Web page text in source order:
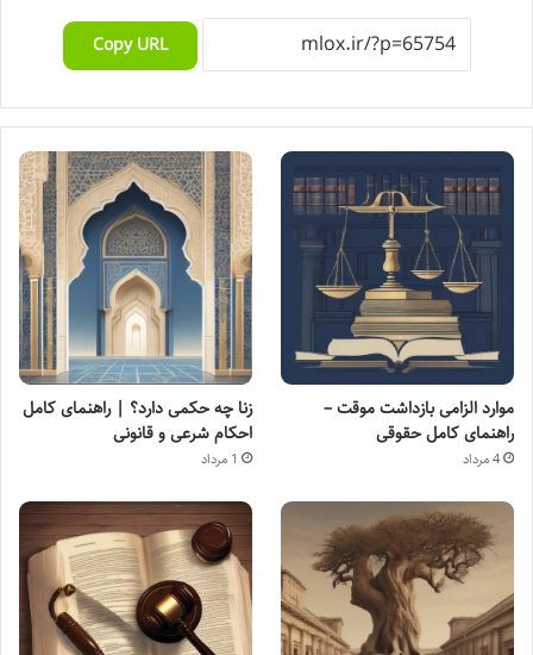
Copy URL
موارد الزامی بازداشت موقت –
راهنمای کامل حقوقی
4 مرداد
زنا چه حکمی دارد؟ | راهنمای کامل
احکام شرعی و قانونی
1 مرداد